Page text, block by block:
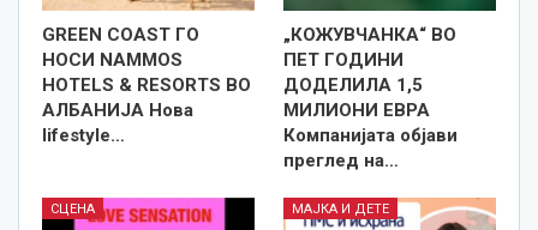
GREEN COAST ГО
НОСИ NAMMOS
HOTELS & RESORTS ВО
АЛБАНИЈА Нова
lifestyle…
„КОЖУВЧАНКА“ ВО
ПЕТ ГОДИНИ
ДОДЕЛИЛА 1,5
МИЛИОНИ ЕВРА
Компанијата објави
преглед на…
СЦЕНА МАЈКА И ДЕТЕ